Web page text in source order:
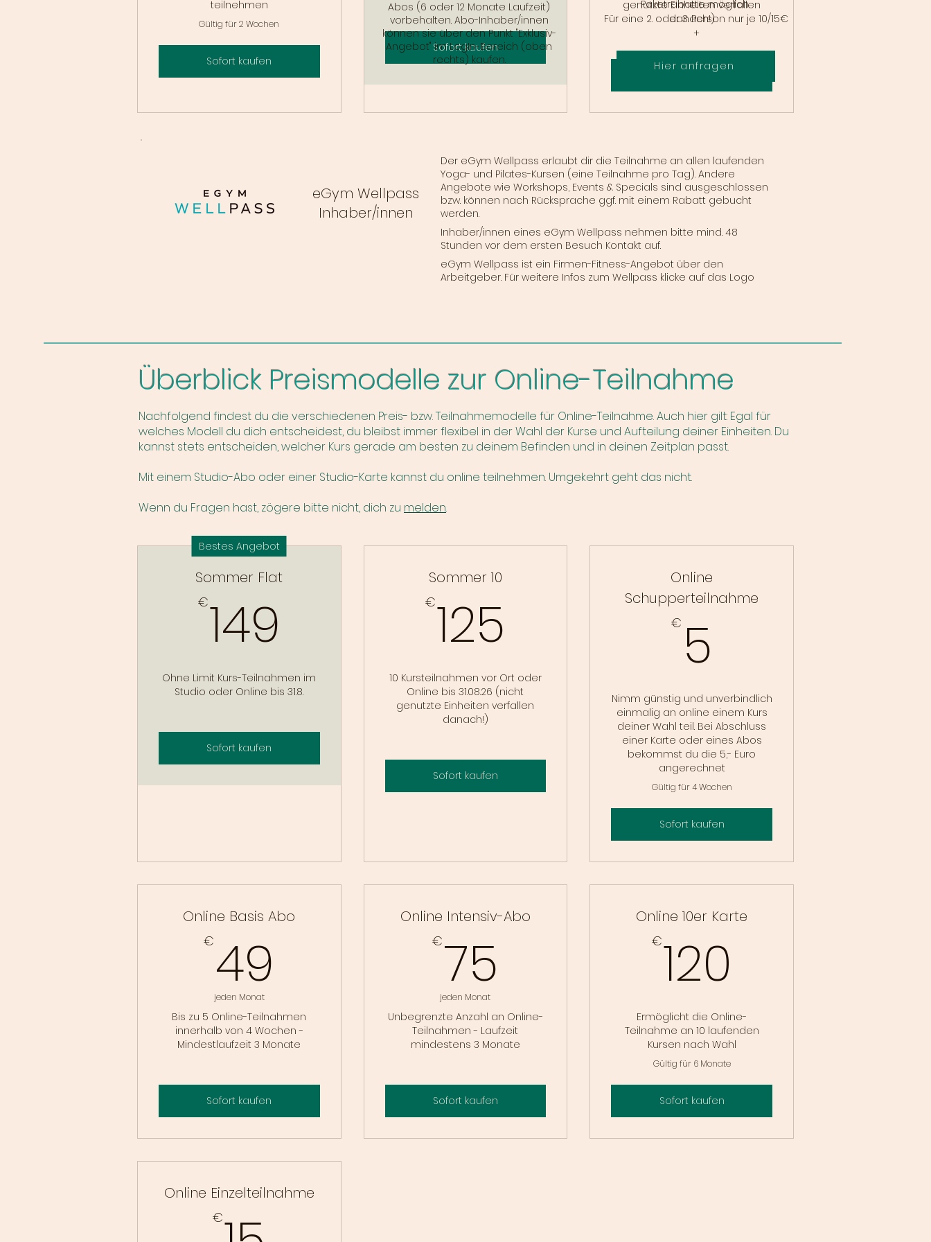
teilnehmen
Gültig für 2 Wochen
Sofort kaufen
Sofort kaufen
genutzte Einheiten verfallen
danach!)
Sofort kaufen
Paketrabatte möglich.
Für eine 2. oder 3. Person nur je 10/15€
+
Hier anfragen
Abos (6 oder 12 Monate Laufzeit)
vorbehalten. Abo-Inhaber/innen
können sie über den Punkt "Exklusiv-
Angebot" im LogIn-Bereich (oben
rechts) kaufen.
eGym Wellpass
Inhaber/innen
Der eGym Wellpass erlaubt dir die Teilnahme an allen laufenden
Yoga- und Pilates-Kursen (eine Teilnahme pro Tag). Andere
Angebote wie Workshops, Events & Specials sind ausgeschlossen
bzw. können nach Rücksprache ggf. mit einem Rabatt gebucht
werden.
Inhaber/innen eines eGym Wellpass nehmen bitte mind. 48
Stunden vor dem ersten Besuch Kontakt auf.
eGym Wellpass ist ein Firmen-Fitness-Angebot über den
Arbeitgeber. Für weitere Infos zum Wellpass klicke auf das Logo
Überblick Preismodelle zur Online-Teilnahme
Nachfolgend findest du die verschiedenen Preis- bzw. Teilnahmemodelle für Online-Teilnahme. Auch hier gilt: Egal für
welches Modell du dich entscheidest, du bleibst immer flexibel in der Wahl der Kurse und Aufteilung deiner Einheiten. Du
kannst stets entscheiden, welcher Kurs gerade am besten zu deinem Befinden und in deinen Zeitplan passt.
Mit einem Studio-Abo oder einer Studio-Karte kannst du online teilnehmen. Umgekehrt geht das nicht.
Wenn du Fragen hast, zögere bitte nicht, dich zu melden.
Bestes Angebot
Sommer Flat
€149
Ohne Limit Kurs-Teilnahmen im
Studio oder Online bis 31.8.
Sofort kaufen
Sommer 10
€125
10 Kursteilnahmen vor Ort oder
Online bis 31.08.26 (nicht
genutzte Einheiten verfallen
danach!)
Sofort kaufen
Online
Schupperteilnahme
€ 5
Nimm günstig und unverbindlich
einmalig an online einem Kurs
deiner Wahl teil. Bei Abschluss
einer Karte oder eines Abos
bekommst du die 5,- Euro
angerechnet
Gültig für 4 Wochen
Sofort kaufen
Online Basis Abo
€ 49
jeden Monat
Bis zu 5 Online-Teilnahmen
innerhalb von 4 Wochen -
Mindestlaufzeit 3 Monate
Sofort kaufen
Online Intensiv-Abo
€75
jeden Monat
Unbegrenzte Anzahl an Online-
Teilnahmen - Laufzeit
mindestens 3 Monate
Sofort kaufen
Online 10er Karte
€120
Ermöglicht die Online-
Teilnahme an 10 laufenden
Kursen nach Wahl
Gültig für 6 Monate
Sofort kaufen
Online Einzelteilnahme
€